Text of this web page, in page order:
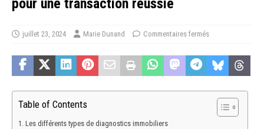
pour une transaction réussie
juillet 23, 2024 Marie Dunand Commentaires fermés
Table of Contents
Les différents types de diagnostics immobiliers